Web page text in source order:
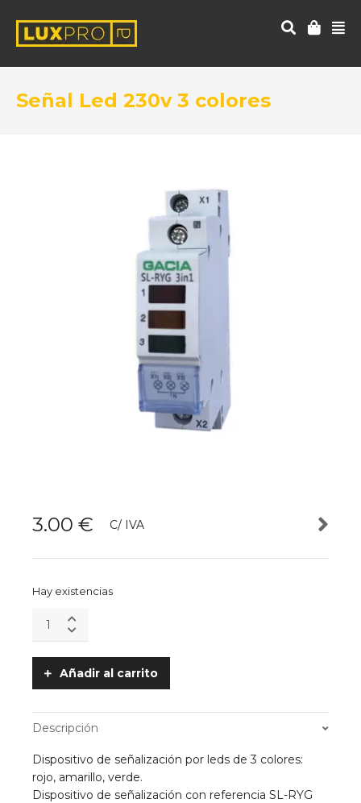
Señal Led 230v 3 colores
3.00 € C/ IVA
Hay existencias
Led
coloresAñadir al carrito
Descripción
Dispositivo de señalización por leds de 3 colores:
rojo, amarillo, verde.
Dispositivo de señalización con referencia SL-RYG